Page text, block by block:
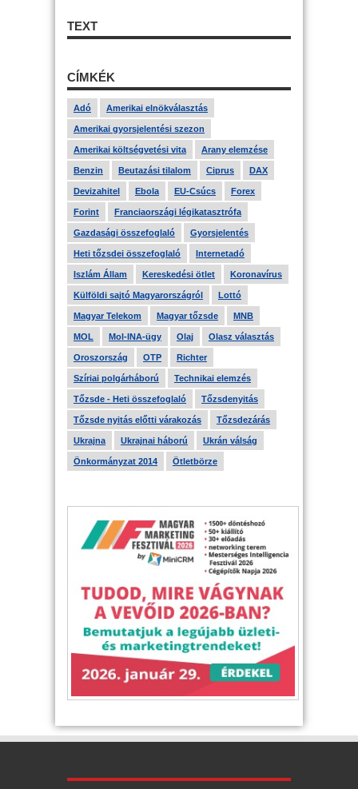
TEXT
CÍMKÉK
Adó Amerikai elnökválasztás
Amerikai gyorsjelentési szezon
Amerikai költségvetési vita Arany elemzése
Benzin Beutazási tilalom Ciprus DAX
Devizahitel Ebola EU-Csúcs Forex
Forint Franciaországi légikatasztrófa
Gazdasági összefoglaló Gyorsjelentés
Heti tőzsdei összefoglaló Internetadó
Iszlám Állam Kereskedési ötlet Koronavírus
Külföldi sajtó Magyarországról Lottó
Magyar Telekom Magyar tőzsde MNB
MOL Mol-INA-ügy Olaj Olasz választás
Oroszország OTP Richter
Szíriai polgárháború Technikai elemzés
Tőzsde - Heti összefoglaló Tőzsdenyitás
Tőzsde nyitás előtti várakozás Tőzsdezárás
Ukrajna Ukrajnai háború Ukrán válság
Önkormányzat 2014 Ötletbörze